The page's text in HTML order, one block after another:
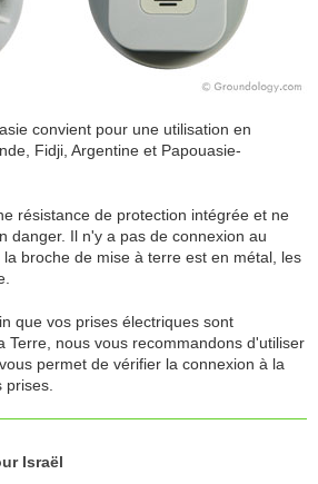
convient pour une utilisation en
Fidji, Argentine et Papouasie-
résistance de protection intégrée et ne
danger. Il n'y a pas de connexion au
broche de mise à terre est en métal, les
que vos prises électriques sont
Terre, nous vous recommandons d'utiliser
permet de vérifier la connexion à la
Israël